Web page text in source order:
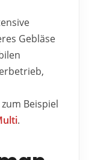
Gebläse
Beispiel
.